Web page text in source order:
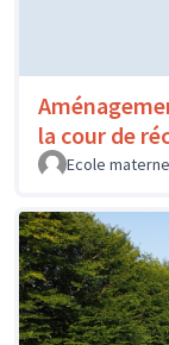
la cour de
Ecole